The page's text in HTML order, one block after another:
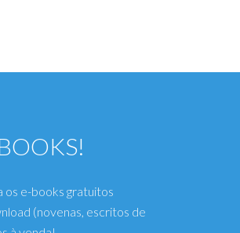
os e-books gratuitos
(novenas, escritos de